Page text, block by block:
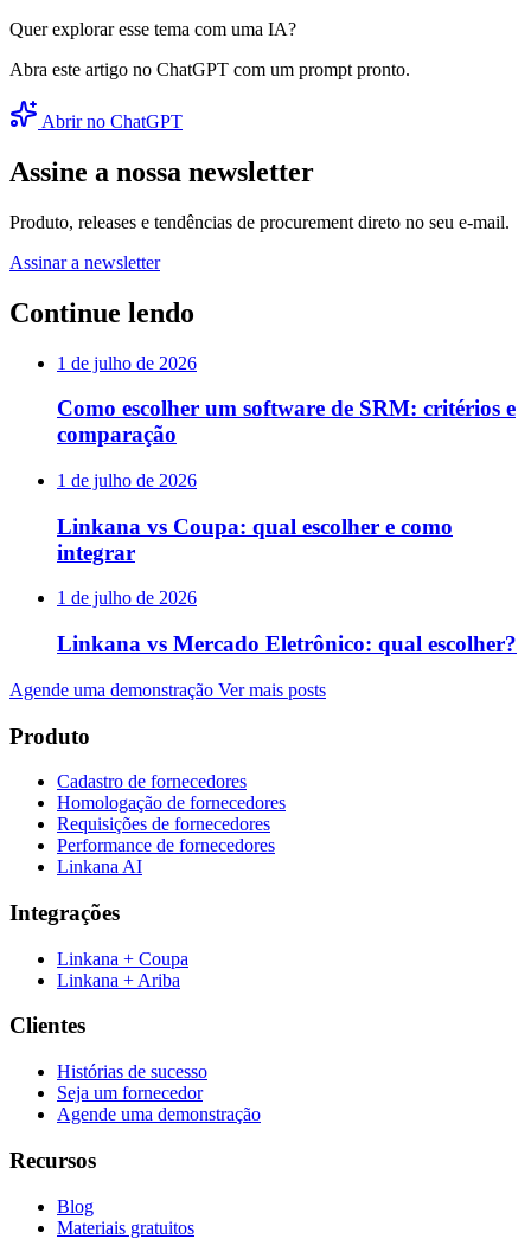
Quer explorar esse tema com uma IA?
Abra este artigo no ChatGPT com um prompt pronto.
Abrir no ChatGPT
Assine a nossa newsletter
Produto, releases e tendências de procurement direto no seu e-mail.
Assinar a newsletter
Continue lendo
1 de julho de 2026
Como escolher um software de SRM: critérios e
comparação
1 de julho de 2026
Linkana vs Coupa: qual escolher e como
integrar
1 de julho de 2026
Linkana vs Mercado Eletrônico: qual escolher?
Agende uma demonstração Ver mais posts
Produto
Cadastro de fornecedores
Homologação de fornecedores
Requisições de fornecedores
Performance de fornecedores
Linkana AI
Integrações
Linkana + Coupa
Linkana + Ariba
Clientes
Histórias de sucesso
Seja um fornecedor
Agende uma demonstração
Recursos
Blog
Materiais gratuitos